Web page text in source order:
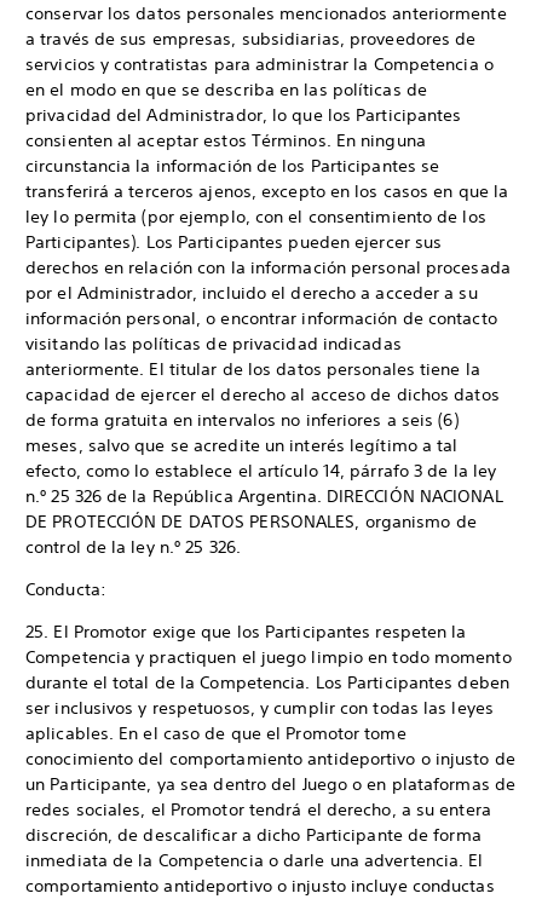
conservar los datos personales mencionados anteriormente
a través de sus empresas, subsidiarias, proveedores de
servicios y contratistas para administrar la Competencia o
en el modo en que se describa en las políticas de
privacidad del Administrador, lo que los Participantes
consienten al aceptar estos Términos. En ninguna
circunstancia la información de los Participantes se
transferirá a terceros ajenos, excepto en los casos en que la
ley lo permita (por ejemplo, con el consentimiento de los
Participantes). Los Participantes pueden ejercer sus
derechos en relación con la información personal procesada
por el Administrador, incluido el derecho a acceder a su
información personal, o encontrar información de contacto
visitando las políticas de privacidad indicadas
anteriormente. El titular de los datos personales tiene la
capacidad de ejercer el derecho al acceso de dichos datos
de forma gratuita en intervalos no inferiores a seis (6)
meses, salvo que se acredite un interés legítimo a tal
efecto, como lo establece el artículo 14, párrafo 3 de la ley
n.º 25 326 de la República Argentina. DIRECCIÓN NACIONAL
DE PROTECCIÓN DE DATOS PERSONALES, organismo de
control de la ley n.º 25 326.
Conducta:
25. El Promotor exige que los Participantes respeten la
Competencia y practiquen el juego limpio en todo momento
durante el total de la Competencia. Los Participantes deben
ser inclusivos y respetuosos, y cumplir con todas las leyes
aplicables. En el caso de que el Promotor tome
conocimiento del comportamiento antideportivo o injusto de
un Participante, ya sea dentro del Juego o en plataformas de
redes sociales, el Promotor tendrá el derecho, a su entera
discreción, de descalificar a dicho Participante de forma
inmediata de la Competencia o darle una advertencia. El
comportamiento antideportivo o injusto incluye conductas